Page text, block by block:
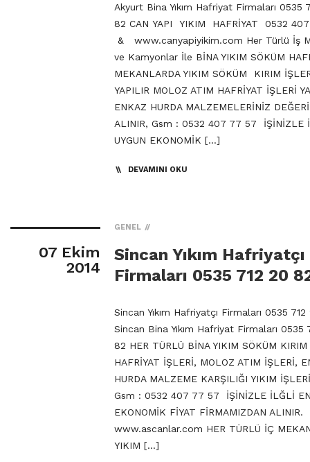
Akyurt Bina Yıkım Hafriyat Firmaları 0535
82 CAN YAPI YIKIM HAFRİYAT 0532
& www.canyapiyikim.com Her Türlü İş
ve Kamyonlar İle BİNA YIKIM SÖKÜM
MEKANLARDA YIKIM SÖKÜM KIRIM
YAPILIR MOLOZ ATIM HAFRİYAT İŞLERİ
ENKAZ HURDA MALZEMELERİNİZ
ALINIR, Gsm : 0532 407 77 57 İŞİNİZLE
UYGUN EKONOMİK […]
DEVAMINI OKU
07 Ekim
2014
GENEL
Sincan Yıkım Hafriyatçı
Firmaları 0535 712 20
Sincan Yıkım Hafriyatçı Firmaları 0535
Sincan Bina Yıkım Hafriyat Firmaları 0535
82 HER TÜRLÜ BİNA YIKIM SÖKÜM KIRIM
HAFRİYAT İŞLERİ, MOLOZ ATIM İŞLERİ,
HURDA MALZEME KARŞILIĞI YIKIM
Gsm : 0532 407 77 57 İŞİNİZLE İLĞLİ EN
EKONOMİK FİYAT FİRMAMIZDAN ALINIR.
www.ascanlar.com HER TÜRLÜ İÇ
YIKIM […]